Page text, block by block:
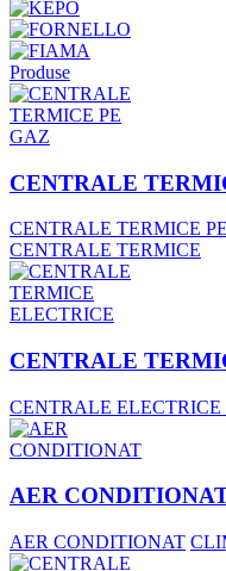
Produse
CENTRALE
CENTRALE TERMICE
CENTRALE TERMICE
CENTRALE
CENTRALE
AER
AER CONDITIONAT